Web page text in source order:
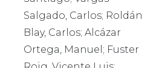
Salgado, Carlos; Roldán
Blay, Carlos; Alcázar
Ortega, Manuel; Fuster